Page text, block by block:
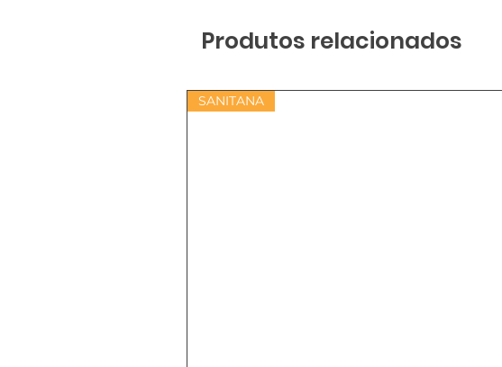
Produtos relacionados
SANITANA